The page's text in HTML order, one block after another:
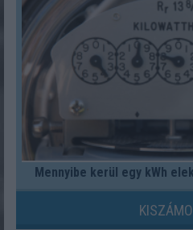
Mennyibe kerül egy kWh